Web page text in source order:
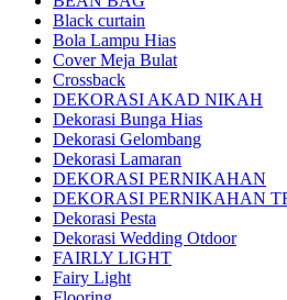
Black curtain
Bola Lampu Hias
Cover Meja Bulat
Crossback
DEKORASI AKAD NIKAH
Dekorasi Bunga Hias
Dekorasi Gelombang
Dekorasi Lamaran
DEKORASI PERNIKAHAN
DEKORASI PERNIKAHAN
Dekorasi Pesta
Dekorasi Wedding Otdoor
FAIRLY LIGHT
Fairy Light